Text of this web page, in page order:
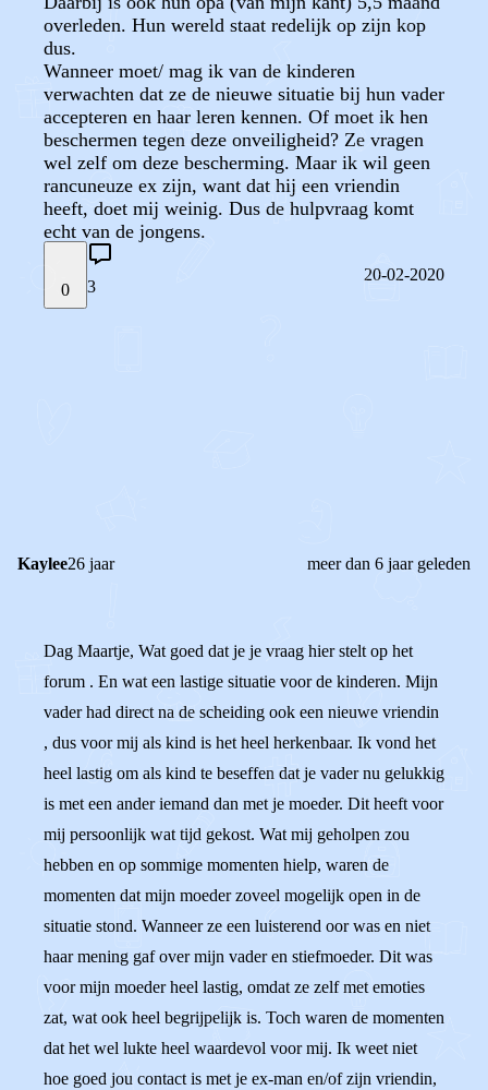
overleden. Hun wereld staat redelijk op zijn kop
dus.
Wanneer moet/ mag ik van de kinderen
verwachten dat ze de nieuwe situatie bij hun vader
accepteren en haar leren kennen. Of moet ik hen
beschermen tegen deze onveiligheid? Ze vragen
wel zelf om deze bescherming. Maar ik wil geen
rancuneuze ex zijn, want dat hij een vriendin
heeft, doet mij weinig. Dus de hulpvraag komt
echt van de jongens.
0 3
20-02-2020
Kaylee26 jaar meer dan 6 jaar geleden
Dag Maartje, Wat goed dat je je vraag hier stelt op het
forum . En wat een lastige situatie voor de kinderen. Mijn
vader had direct na de scheiding ook een nieuwe vriendin
, dus voor mij als kind is het heel herkenbaar. Ik vond het
heel lastig om als kind te beseffen dat je vader nu gelukkig
is met een ander iemand dan met je moeder. Dit heeft voor
mij persoonlijk wat tijd gekost. Wat mij geholpen zou
hebben en op sommige momenten hielp, waren de
momenten dat mijn moeder zoveel mogelijk open in de
situatie stond. Wanneer ze een luisterend oor was en niet
haar mening gaf over mijn vader en stiefmoeder. Dit was
voor mijn moeder heel lastig, omdat ze zelf met emoties
zat, wat ook heel begrijpelijk is. Toch waren de momenten
dat het wel lukte heel waardevol voor mij. Ik weet niet
hoe goed jou contact is met je ex-man en/of zijn vriendin,